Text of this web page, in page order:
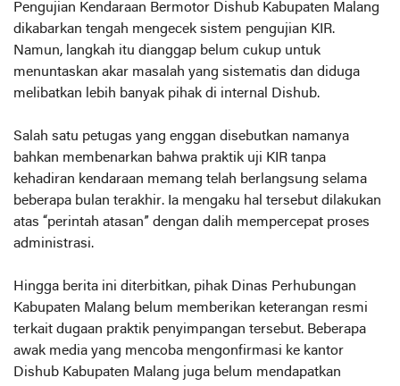
Pengujian Kendaraan Bermotor Dishub Kabupaten Malang
dikabarkan tengah mengecek sistem pengujian KIR.
Namun, langkah itu dianggap belum cukup untuk
menuntaskan akar masalah yang sistematis dan diduga
melibatkan lebih banyak pihak di internal Dishub.
Salah satu petugas yang enggan disebutkan namanya
bahkan membenarkan bahwa praktik uji KIR tanpa
kehadiran kendaraan memang telah berlangsung selama
beberapa bulan terakhir. Ia mengaku hal tersebut dilakukan
atas “perintah atasan” dengan dalih mempercepat proses
administrasi.
Hingga berita ini diterbitkan, pihak Dinas Perhubungan
Kabupaten Malang belum memberikan keterangan resmi
terkait dugaan praktik penyimpangan tersebut. Beberapa
awak media yang mencoba mengonfirmasi ke kantor
Dishub Kabupaten Malang juga belum mendapatkan